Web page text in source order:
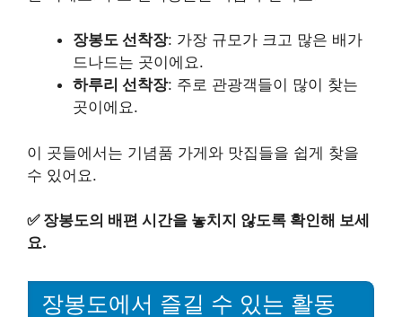
장봉도 선착장: 가장 규모가 크고 많은 배가
드나드는 곳이에요.
하루리 선착장: 주로 관광객들이 많이 찾는
곳이에요.
이 곳들에서는 기념품 가게와 맛집들을 쉽게 찾을
수 있어요.
✅ 장봉도의 배편 시간을 놓치지 않도록 확인해 보세
요.
장봉도에서 즐길 수 있는 활동